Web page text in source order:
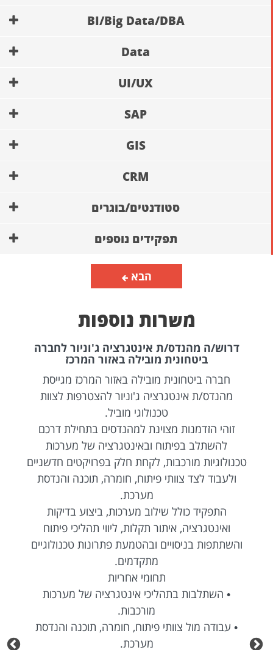
BI/Big Data/DBA
Data
UI/UX
SAP
GIS
CRM
סטודנטים/בוגרים
תפקידים נוספים
הבא
משרות נוספות
דרוש/ה מהנדס/ת אינטגרציה ג'וניור לחברה
ביטחונית מובילה באזור המרכז
חברה ביטחונית מובילה באזור המרכז מגייסת
מהנדס/ת אינטגרציה ג'וניור להצטרפות לצוות
טכנולוגי מוביל.
זוהי הזדמנות מצוינת למהנדסים בתחילת דרכם
להשתלב בפיתוח ובאינטגרציה של מערכות
טכנולוגיות מורכבות, לקחת חלק בפרויקטים חדשניים
ולעבוד לצד צוותי פיתוח, חומרה, תוכנה והנדסת
מערכת.
התפקיד כולל שילוב מערכות, ביצוע בדיקות
ואינטגרציה, איתור תקלות, ליווי תהליכי פיתוח
והשתתפות בניסויים ובהטמעת פתרונות טכנולוגיים
מתקדמים.
תחומי אחריות
• השתלבות בתהליכי אינטגרציה של מערכות
מורכבות.
• עבודה מול צוותי פיתוח, חומרה, תוכנה והנדסת
מערכת.